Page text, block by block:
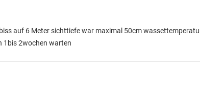
auf 6 Meter sichttiefe war maximal 50cm
1bis 2wochen warten